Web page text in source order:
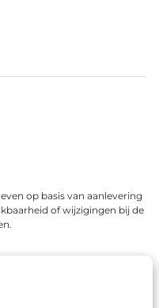
op basis van aanlevering
of wijzigingen bij de